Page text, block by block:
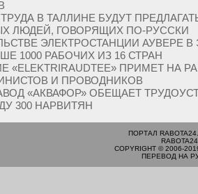
В ТАЛЛИНЕ БУДУТ
ЛЮДЕЙ, ГОВОРЯЩИХ ПО-РУССКИ
ЭЛЕКТРОСТАНЦИИ АУВЕРЕ
1000 РАБОЧИХ ИЗ 16 СТРАН
«ELEKTRIRAUDTEE» ПРИМЕТ НА
И ПРОВОДНИКОВ
«АКВАФОР» ОБЕЩАЕТ
300 НАРВИТЯН
ПОРТАЛ
COPYRIGHT © 2006-
ПЕРЕВОД НА